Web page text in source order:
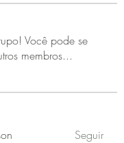
Você pode se
membros...
Seguir